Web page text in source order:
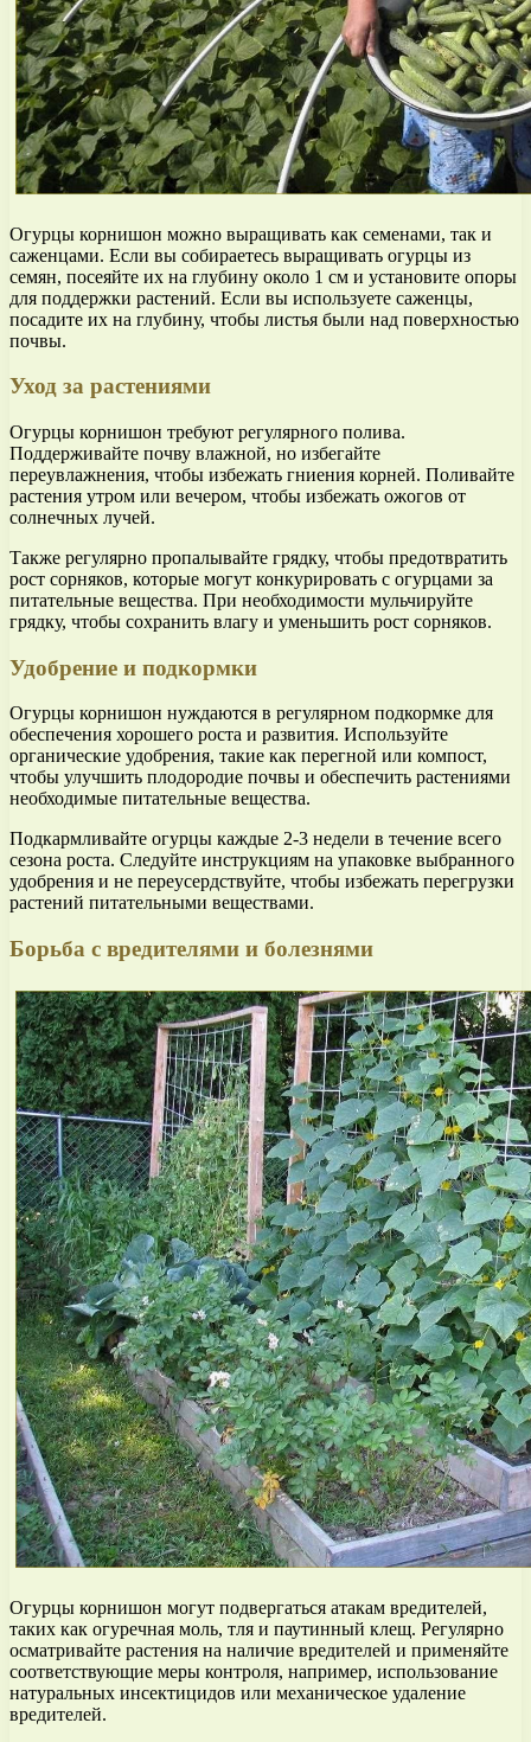
Огурцы корнишон можно выращивать как семенами, так и
саженцами. Если вы собираетесь выращивать огурцы из
семян, посеяйте их на глубину около 1 см и установите опоры
для поддержки растений. Если вы используете саженцы,
посадите их на глубину, чтобы листья были над поверхностью
почвы.
Уход за растениями
Огурцы корнишон требуют регулярного полива.
Поддерживайте почву влажной, но избегайте
переувлажнения, чтобы избежать гниения корней. Поливайте
растения утром или вечером, чтобы избежать ожогов от
солнечных лучей.
Также регулярно пропалывайте грядку, чтобы предотвратить
рост сорняков, которые могут конкурировать с огурцами за
питательные вещества. При необходимости мульчируйте
грядку, чтобы сохранить влагу и уменьшить рост сорняков.
Удобрение и подкормки
Огурцы корнишон нуждаются в регулярном подкормке для
обеспечения хорошего роста и развития. Используйте
органические удобрения, такие как перегной или компост,
чтобы улучшить плодородие почвы и обеспечить растениями
необходимые питательные вещества.
Подкармливайте огурцы каждые 2-3 недели в течение всего
сезона роста. Следуйте инструкциям на упаковке выбранного
удобрения и не переусердствуйте, чтобы избежать перегрузки
растений питательными веществами.
Борьба с вредителями и болезнями
Огурцы корнишон могут подвергаться атакам вредителей,
таких как огуречная моль, тля и паутинный клещ. Регулярно
осматривайте растения на наличие вредителей и применяйте
соответствующие меры контроля, например, использование
натуральных инсектицидов или механическое удаление
вредителей.